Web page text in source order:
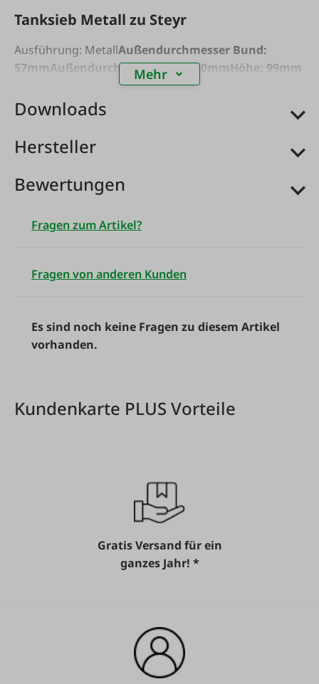
Tanksieb Metall zu Steyr
Ausführung: MetallAußendurchmesser Bund:
57mmAußendurchmesser Sieb: 50mmHöhe: 99mm
Mehr
Downloads
Hersteller
Bewertungen
Fragen zum Artikel?
Fragen von anderen Kunden
Es sind noch keine Fragen zu diesem Artikel
vorhanden.
Kundenkarte PLUS Vorteile
Gratis Versand für ein
ganzes Jahr! *